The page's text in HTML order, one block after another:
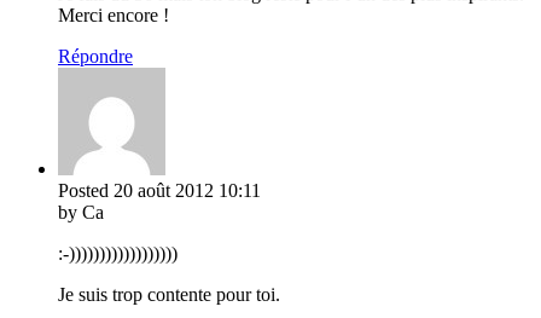
Merci encore !
Répondre
Posted 20 août 2012 10:11
by Ca
:-))))))))))))))))))
Je suis trop contente pour toi.